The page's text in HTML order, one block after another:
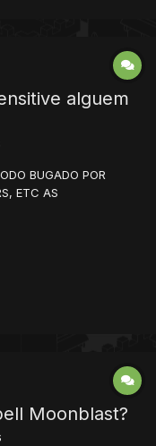
alguem
BUGADO POR
ETC AS
Moonblast?